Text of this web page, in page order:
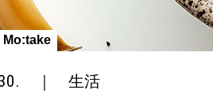
Mo:take
生活